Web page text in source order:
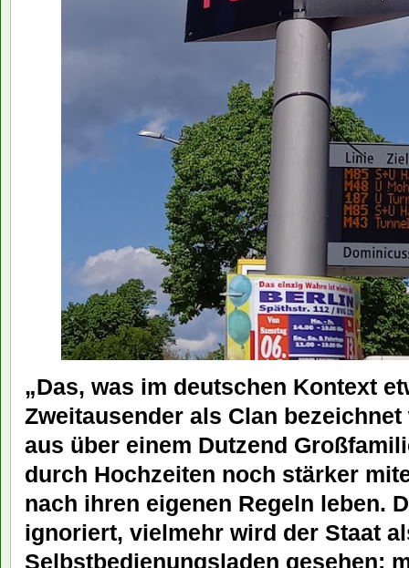
„Das, was im deutschen Kontext
Zweitausender als Clan
aus über einem Dutzend
durch Hochzeiten noch stärker
nach ihren eigenen Regeln leben.
ignoriert, vielmehr wird der Staat
Selbstbedienungsladen gesehen;